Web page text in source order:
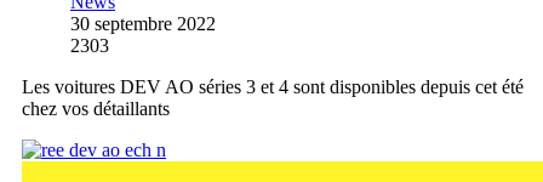
30 septembre 2022
2303
Les voitures DEV AO séries 3 et 4 sont disponibles depuis cet été
chez vos détaillants